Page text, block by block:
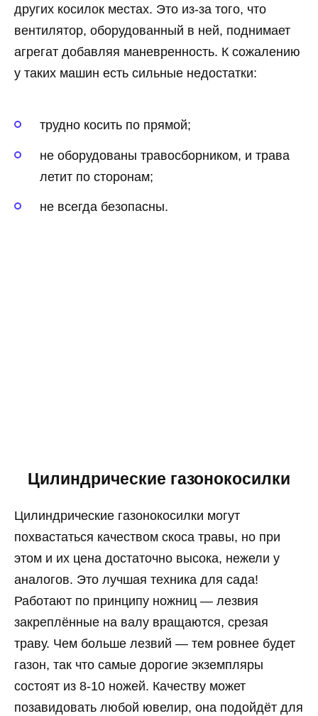
других косилок местах. Это из-за того, что
вентилятор, оборудованный в ней, поднимает
агрегат добавляя маневренность. К сожалению
у таких машин есть сильные недостатки:
трудно косить по прямой;
не оборудованы травосборником, и трава
летит по сторонам;
не всегда безопасны.
Цилиндрические газонокосилки
Цилиндрические газонокосилки могут
похвастаться качеством скоса травы, но при
этом и их цена достаточно высока, нежели у
аналогов. Это лучшая техника для сада!
Работают по принципу ножниц — лезвия
закреплённые на валу вращаются, срезая
траву. Чем больше лезвий — тем ровнее будет
газон, так что самые дорогие экземпляры
состоят из 8-10 ножей. Качеству может
позавидовать любой ювелир, она подойдёт для